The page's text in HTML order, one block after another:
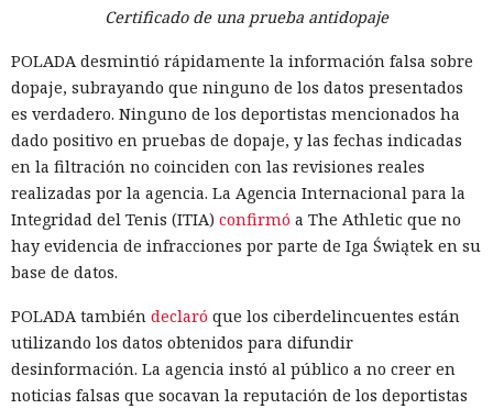
Certificado de una prueba antidopaje
POLADA desmintió rápidamente la información falsa sobre
dopaje, subrayando que ninguno de los datos presentados
es verdadero. Ninguno de los deportistas mencionados ha
dado positivo en pruebas de dopaje, y las fechas indicadas
en la filtración no coinciden con las revisiones reales
realizadas por la agencia. La Agencia Internacional para la
Integridad del Tenis (ITIA) confirmó a The Athletic que no
hay evidencia de infracciones por parte de Iga Świątek en su
base de datos.
POLADA también declaró que los ciberdelincuentes están
utilizando los datos obtenidos para difundir
desinformación. La agencia instó al público a no creer en
noticias falsas que socavan la reputación de los deportistas